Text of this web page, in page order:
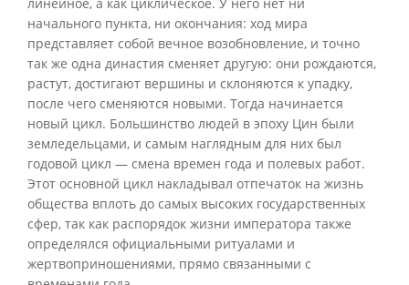
начального пункта, ни окончания: ход мира
представляет собой вечное возобновление, и точно
так же одна династия сменяет другую: они рождаются,
растут, достигают вершины и склоняются к упадку,
после чего сменяются новыми. Тогда начинается
новый цикл. Большинство людей в эпоху Цин были
земледельцами, и самым наглядным для них был
годовой цикл — смена времен года и полевых работ.
Этот основной цикл накладывал отпечаток на жизнь
общества вплоть до самых высоких государственных
сфер, так как распорядок жизни императора также
определялся официальными ритуалами и
жертвоприношениями, прямо связанными с